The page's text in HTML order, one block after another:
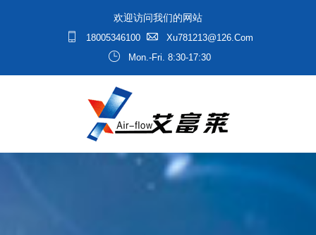
欢迎访问我们的网站
18005346100
Xu781213@126.com
Mon.-Fri. 8:30-17:30